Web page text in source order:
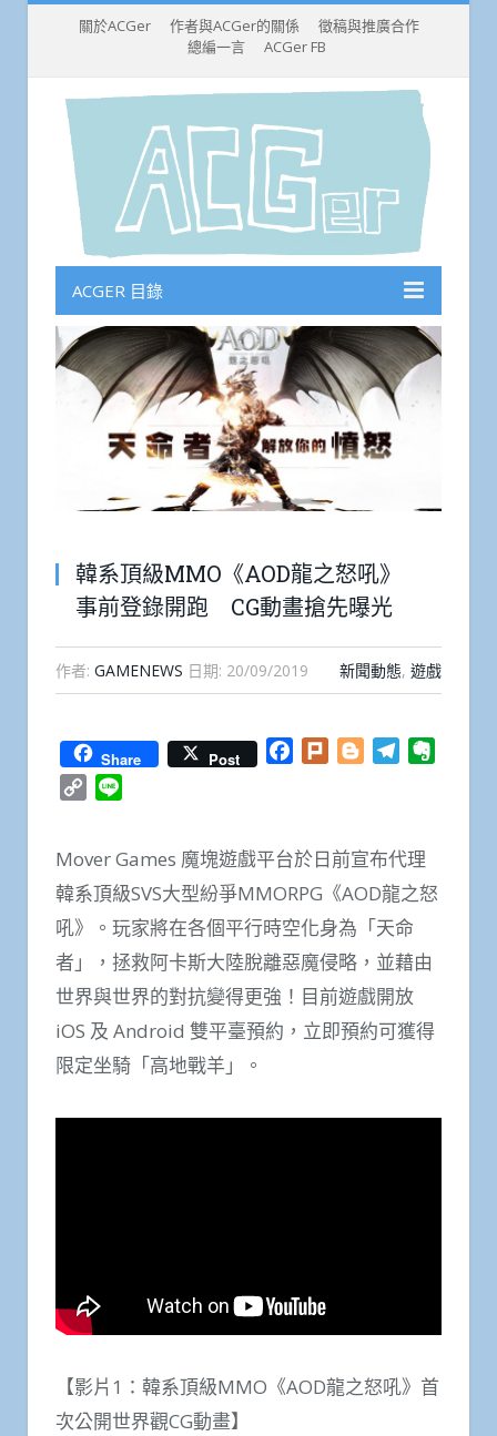
關於ACGer 作者與ACGer的關係
徵稿與推廣合作
總編一言
ACGer FB
ACGER 目錄
韓系頂級MMO《AOD龍之怒吼》
事前登錄開跑 CG動畫搶先曝光
作者: GAMENEWS 日期: 20/09/2019 新聞動態, 遊戲
Share Post Facebook
Plurk BloggerTelegram
Copy
Mover Games 魔塊遊戲平台於日前宣布代理
韓系頂級SVS大型紛爭MMORPG《AOD龍之怒
吼》。玩家將在各個平行時空化身為「天命
者」，拯救阿卡斯大陸脫離惡魔侵略，並藉由
世界與世界的對抗變得更強！目前遊戲開放
iOS 及 Android 雙平臺預約，立即預約可獲得
限定坐騎「高地戰羊」。
【影片1：韓系頂級MMO《AOD龍之怒吼》首
次公開世界觀CG動畫】